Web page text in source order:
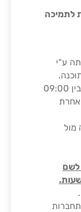
לתמיכה
ע"י
שעות קבלת התמיכה הטלפונית היא בין 09:00
אחרת
מול
לשם